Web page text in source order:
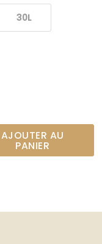
30L
AJOUTER AU
PANIER